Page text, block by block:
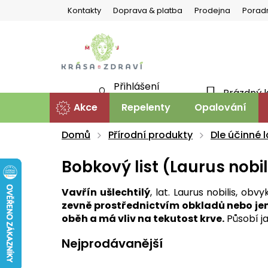
Kontakty Doprava & platba Prodejna
Prázdný
Přihlášení
Akce Repelenty Opalování
Domů
Přírodní produkty Dle účinné
Bobkový list (Laurus
Vavřín ušlechtilý, lat. Laurus nobilis,
zevně prostřednictvím obkladů nebo
oběh a má vliv na tekutost krve. Působí
Nejprodávanější